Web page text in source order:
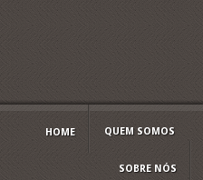
HOME QUEM SOMOS
SOBRE NÓS